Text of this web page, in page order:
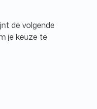
de volgende
je keuze te